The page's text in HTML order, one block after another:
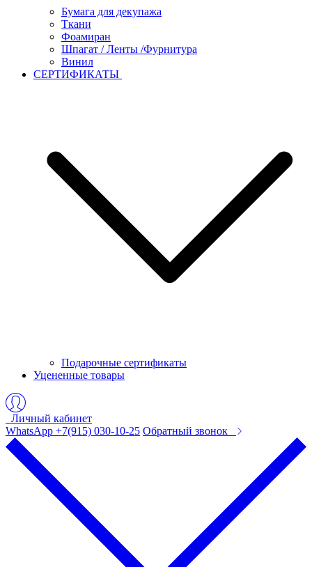
Бумага для декупажа
Ткани
Фоамиран
Шпагат / Ленты /Фурнитура
Винил
СЕРТИФИКАТЫ
Подарочные сертификаты
Уцененные товары
Личный кабинет
WhatsApp +7(915) 030-10-25 Обратный звонок